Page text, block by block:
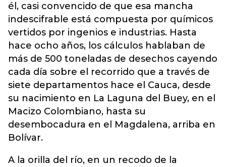
él, casi convencido de que esa mancha
indescifrable está compuesta por químicos
vertidos por ingenios e industrias. Hasta
hace ocho años, los cálculos hablaban de
más de 500 toneladas de desechos cayendo
cada día sobre el recorrido que a través de
siete departamentos hace el Cauca, desde
su nacimiento en La Laguna del Buey, en el
Macizo Colombiano, hasta su
desembocadura en el Magdalena, arriba en
Bolívar.
A la orilla del río, en un recodo de la